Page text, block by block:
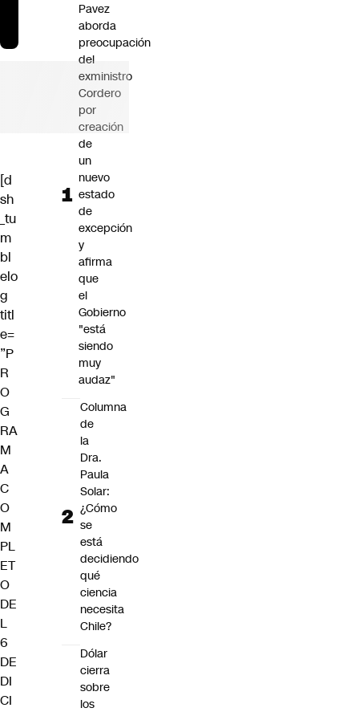
[d
sh
_tu
m
bl
elo
g
titl
e=
”P
R
O
G
RA
M
A
C
O
M
PL
ET
O
DE
L
6
DE
DI
CI
Pavez
aborda
preocupación
del
exministro
Cordero
por
creación
de
un
nuevo
estado
de
excepción
y
afirma
que
el
Gobierno
"está
siendo
muy
audaz"
Columna
de
la
Dra.
Paula
Solar:
¿Cómo
se
está
decidiendo
qué
ciencia
necesita
Chile?
Dólar
cierra
sobre
los